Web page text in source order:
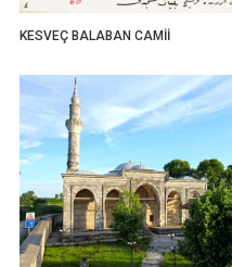
KESVEÇ BALABAN CAMİİ